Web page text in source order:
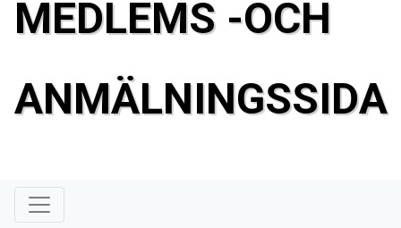
MEDLEMS -OCH
ANMÄLNINGSSIDA